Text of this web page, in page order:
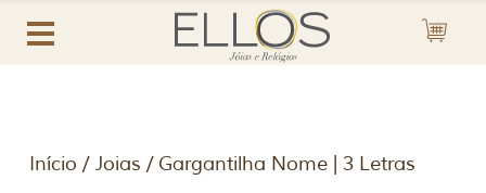
Início /Joias / Gargantilha Nome | 3 Letras